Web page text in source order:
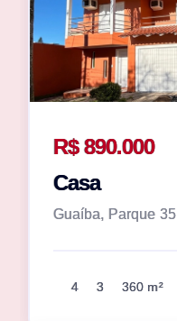
R$ 890.000
Casa
Guaíba, Parque 35
4 3 360 m²